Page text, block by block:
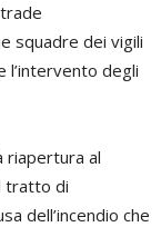
squadre dei vigili
l’intervento degli
riapertura al
tratto di
dell’incendio che